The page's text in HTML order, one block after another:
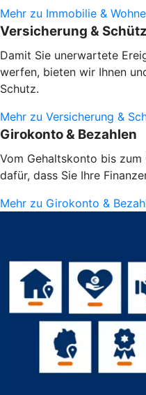
Mehr zu Immobilie &
Versicherung &
Damit Sie unerwartete
werfen, bieten wir Ihnen
Schutz.
Mehr zu Versicherung &
Girokonto & Bezahlen
Vom Gehaltskonto bis zum
dafür, dass Sie Ihre
Mehr zu Girokonto &